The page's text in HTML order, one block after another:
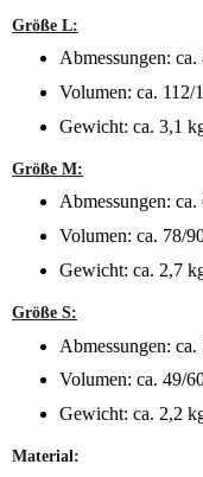
Größe L:
Abmessungen:
Volumen: ca. 112/
Gewicht: ca. 3,1
Größe M:
Abmessungen:
Volumen: ca. 78/
Gewicht: ca. 2,7
Größe S:
Abmessungen:
Volumen: ca. 49/
Gewicht: ca. 2,2
Material: